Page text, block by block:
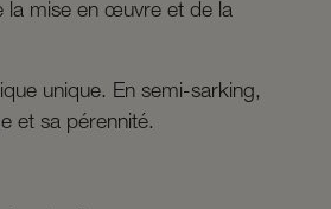
la mise en œuvre et de la
unique. En semi-sarking,
et sa pérennité.